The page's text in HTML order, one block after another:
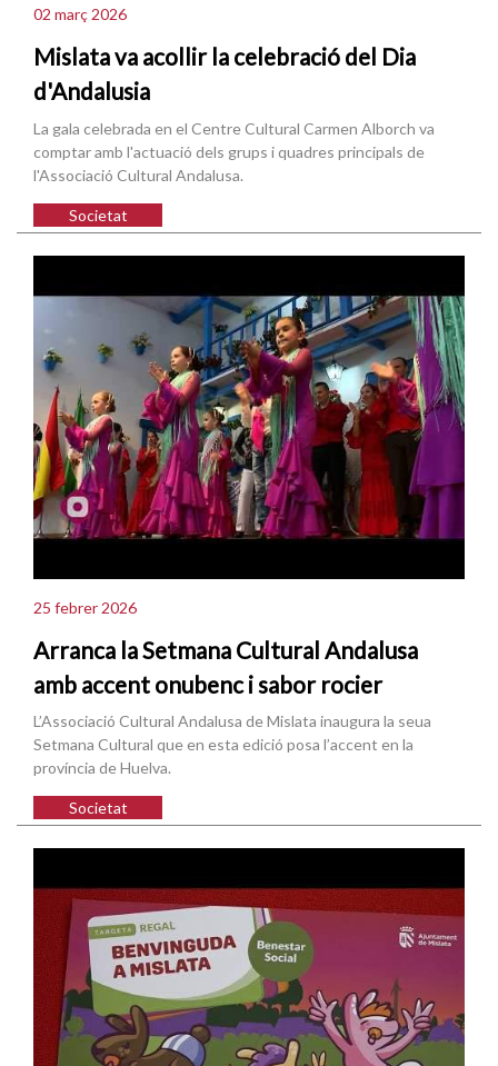
02 març 2026
Mislata va acollir la celebració del Dia
d'Andalusia
La gala celebrada en el Centre Cultural Carmen Alborch va
comptar amb l'actuació dels grups i quadres principals de
l'Associació Cultural Andalusa.
Societat
25 febrer 2026
Arranca la Setmana Cultural Andalusa
amb accent onubenc i sabor rocier
L’Associació Cultural Andalusa de Mislata inaugura la seua
Setmana Cultural que en esta edició posa l’accent en la
província de Huelva.
Societat